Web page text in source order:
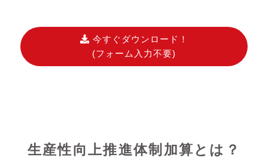
今すぐダウンロード！
(フォーム入力不要)
生産性向上推進体制加算とは？